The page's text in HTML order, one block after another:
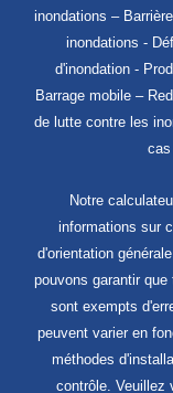
inondations –
inondations -
d'inondation -
Barrage mobile –
de lutte contre les
Notre
informations sur
d'orientation
pouvons garantir
sont exempts
peuvent varier en
méthodes
contrôle. Veuillez